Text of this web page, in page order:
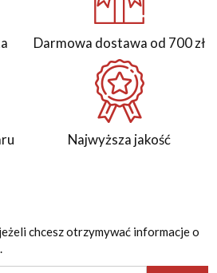
Darmowa dostawa od 700 zł
Najwyższa jakość
chcesz otrzymywać informacje o